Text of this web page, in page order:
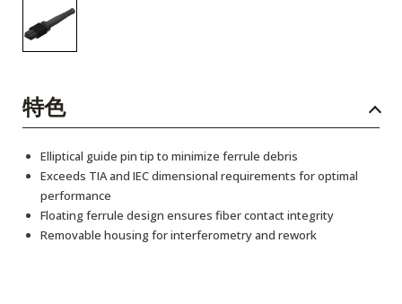
特色
Elliptical guide pin tip to minimize ferrule debris
Exceeds TIA and IEC dimensional requirements for optimal
performance
Floating ferrule design ensures fiber contact integrity
Removable housing for interferometry and rework